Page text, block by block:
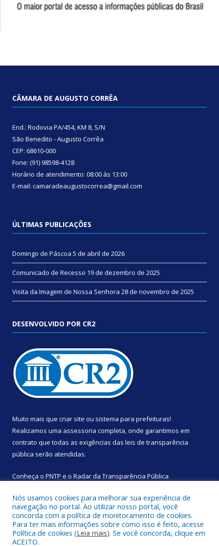
CÂMARA DE AUGUSTO CORRÊA
End.: Rodovia PA/454, KM 8, S/N
São Benedito - Augusto Corrêa
CEP: 68610-000
Fone: (91) 98598-4128
Horário de atendimento: 08:00 às 13:00
E-mail: camaradeaugustocorrea@gmail.com
ÚLTIMAS PUBLICAÇÕES
Domingo de Páscoa 5 de abril de 2026
Comunicado de Recesso 19 de dezembro de 2025
Visita da Imagem de Nossa Senhora 28 de novembro de 2025
DESENVOLVIDO POR CR2
Muito mais que criar site ou sistema para prefeituras!
Realizamos uma assessoria completa, onde garantimos em
contrato que todas as exigências das leis de transparência
pública serão atendidas.
Conheça o PNTP e o Radar da Transparência Pública
Todos os direitos reservados a Câmara Municipal de Augusto
Corrêa.
Nós usamos cookies para melhorar sua experiência de
navegação no portal. Ao utilizar nosso portal, você
concorda com a política de monitoramento de cookies.
Para ter mais informações sobre como isso é feito, acesse
Política de cookies (Leia mais). Se você concorda, clique em
ACEITO.